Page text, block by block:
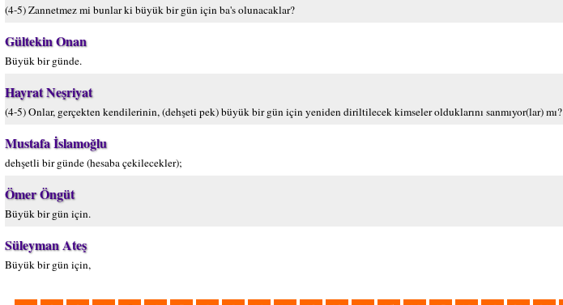
(4-5) Zannetmez mi bunlar ki büyük bir gün için ba's olunacaklar?
Gültekin Onan
Büyük bir günde.
Hayrat Neşriyat
(4-5) Onlar, gerçekten kendilerinin, (dehşeti pek) büyük bir gün için yeniden diriltilecek kimseler olduklarını sanmıyor(lar) mı?
Mustafa İslamoğlu
dehşetli bir günde (hesaba çekilecekler);
Ömer Öngüt
Büyük bir gün için.
Süleyman Ateş
Büyük bir gün için,